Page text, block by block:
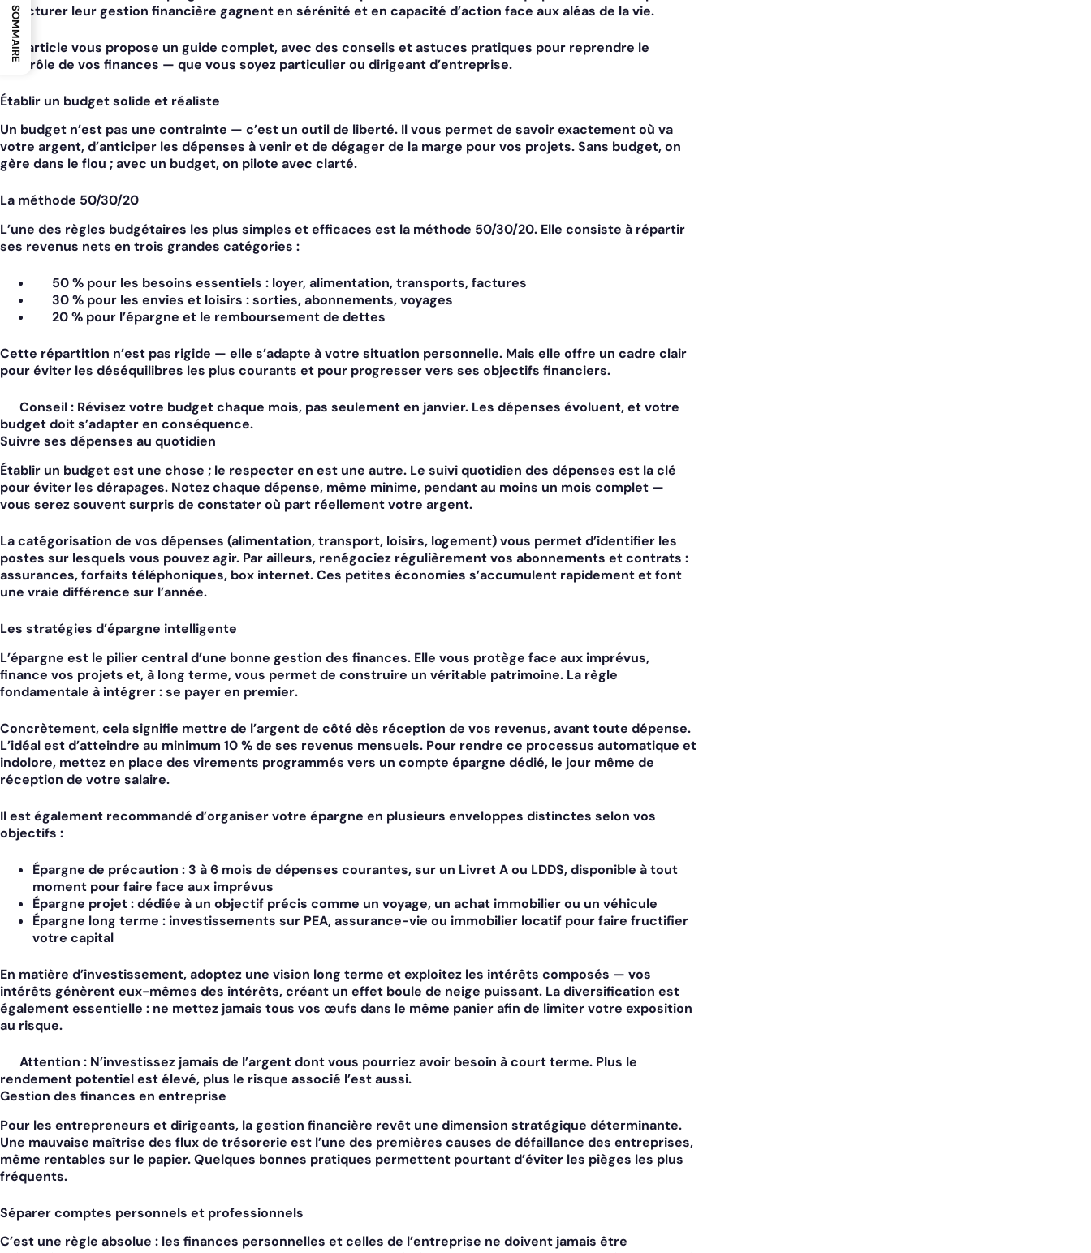
structurer leur gestion financière gagnent en sérénité et en capacité d’action face aux aléas de la vie.
Cet article vous propose un guide complet, avec des conseils et astuces pratiques pour reprendre le
contrôle de vos finances — que vous soyez particulier ou dirigeant d’entreprise.
Établir un budget solide et réaliste
Un budget n’est pas une contrainte — c’est un outil de liberté. Il vous permet de savoir exactement où va
votre argent, d’anticiper les dépenses à venir et de dégager de la marge pour vos projets. Sans budget, on
gère dans le flou ; avec un budget, on pilote avec clarté.
La méthode 50/30/20
L’une des règles budgétaires les plus simples et efficaces est la méthode 50/30/20. Elle consiste à répartir
ses revenus nets en trois grandes catégories :
50 % pour les besoins essentiels : loyer, alimentation, transports, factures
30 % pour les envies et loisirs : sorties, abonnements, voyages
20 % pour l’épargne et le remboursement de dettes
Cette répartition n’est pas rigide — elle s’adapte à votre situation personnelle. Mais elle offre un cadre clair
pour éviter les déséquilibres les plus courants et pour progresser vers ses objectifs financiers.
Conseil : Révisez votre budget chaque mois, pas seulement en janvier. Les dépenses évoluent, et votre
budget doit s’adapter en conséquence.
Suivre ses dépenses au quotidien
Établir un budget est une chose ; le respecter en est une autre. Le suivi quotidien des dépenses est la clé
pour éviter les dérapages. Notez chaque dépense, même minime, pendant au moins un mois complet —
vous serez souvent surpris de constater où part réellement votre argent.
La catégorisation de vos dépenses (alimentation, transport, loisirs, logement) vous permet d’identifier les
postes sur lesquels vous pouvez agir. Par ailleurs, renégociez régulièrement vos abonnements et contrats :
assurances, forfaits téléphoniques, box internet. Ces petites économies s’accumulent rapidement et font
une vraie différence sur l’année.
Les stratégies d’épargne intelligente
L’épargne est le pilier central d’une bonne gestion des finances. Elle vous protège face aux imprévus,
finance vos projets et, à long terme, vous permet de construire un véritable patrimoine. La règle
fondamentale à intégrer :se payer en premier.
Concrètement, cela signifie mettre de l’argent de côté dès réception de vos revenus, avant toute dépense.
L’idéal est d’atteindre au minimum 10 % de ses revenus mensuels. Pour rendre ce processus automatique et
indolore, mettez en place des virements programmés vers un compte épargne dédié, le jour même de
réception de votre salaire.
Il est également recommandé d’organiser votre épargne en plusieurs enveloppes distinctes selon vos
objectifs :
Épargne de précaution : 3 à 6 mois de dépenses courantes, sur un Livret A ou LDDS, disponible à tout
moment pour faire face aux imprévus
Épargne projet :dédiée à un objectif précis comme un voyage, un achat immobilier ou un véhicule
Épargne long terme : investissements sur PEA, assurance-vie ou immobilier locatif pour faire fructifier
votre capital
En matière d’investissement, adoptez une vision long terme et exploitez les intérêts composés — vos
intérêts génèrent eux-mêmes des intérêts, créant un effet boule de neige puissant. La diversification est
également essentielle : ne mettez jamais tous vos œufs dans le même panier afin de limiter votre exposition
au risque.
Attention : N’investissez jamais de l’argent dont vous pourriez avoir besoin à court terme. Plus le
rendement potentiel est élevé, plus le risque associé l’est aussi.
Gestion des finances en entreprise
Pour les entrepreneurs et dirigeants, la gestion financière revêt une dimension stratégique déterminante.
Une mauvaise maîtrise des flux de trésorerie est l’une des premières causes de défaillance des entreprises,
même rentables sur le papier. Quelques bonnes pratiques permettent pourtant d’éviter les pièges les plus
fréquents.
Séparer comptes personnels et professionnels
C’est une règle absolue : les finances personnelles et celles de l’entreprise ne doivent jamais être
SOMMAIRE